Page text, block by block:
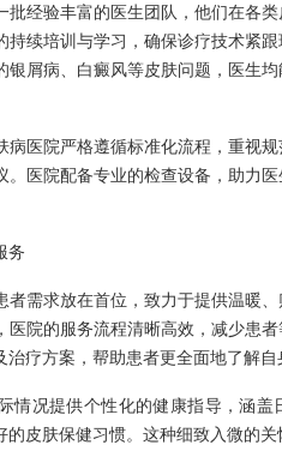
批经验丰富的医生团队，他们在各
续培训与学习，确保诊疗技术紧
银屑病、白癜风等皮肤问题，医生
病医院严格遵循标准化流程，重视
医院配备专业的检查设备，助力
务
者需求放在首位，致力于提供温暖
医院的服务流程清晰高效，减少患
疗方案，帮助患者更全面地了解自
情况提供个性化的健康指导，涵
皮肤保健习惯。这种细致入微的关